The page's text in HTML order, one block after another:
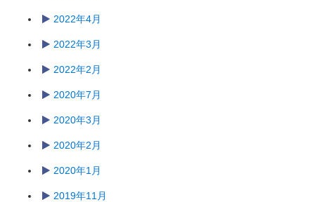
2022年4月
2022年3月
2022年2月
2020年7月
2020年3月
2020年2月
2020年1月
2019年11月